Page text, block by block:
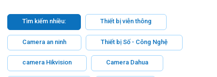
Tìm kiếm nhiều: Thiết bị viễn thông
Camera an ninh Thiết bị Số - Công Nghệ
camera Hikvision Camera Dahua